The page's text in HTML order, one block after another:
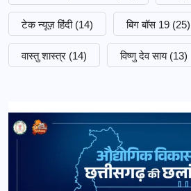
टेक न्यूज़ हिंदी (14) बिग बॉस 19 (25)
वास्तु शास्त्र (14) विष्णु देव साय (13)